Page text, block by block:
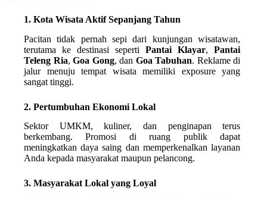
1. Kota Wisata Aktif Sepanjang Tahun
Pacitan tidak pernah sepi dari kunjungan wisatawan,
terutama ke destinasi sepertiPantai Klayar,Pantai
Teleng Ria,Goa Gong, dan Goa Tabuhan. Reklame di
jalur menuju tempat wisata memiliki exposure yang
sangat tinggi.
2. Pertumbuhan Ekonomi Lokal
Sektor UMKM, kuliner, dan penginapan terus
berkembang. Promosi di ruang publik dapat
meningkatkan daya saing dan memperkenalkan layanan
Anda kepada masyarakat maupun pelancong.
3. Masyarakat Lokal yang Loyal